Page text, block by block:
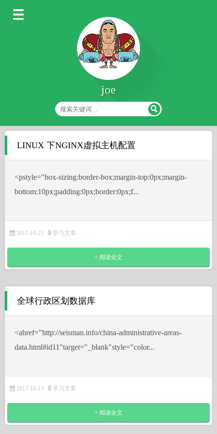
joe
LINUX 下NGINX虚拟主机配置
˂pstyle="box-sizing:border-box;margin-top:0px;margin-
bottom:10px;padding:0px;border:0px;f...
2017-10-21 学习文章
+ 阅读全文
全球行政区划数据库
˂ahref="http://seisman.info/china-administrative-areas-
data.html#id11"target="_blank"style="color...
2017-10-13 学习文章
+ 阅读全文